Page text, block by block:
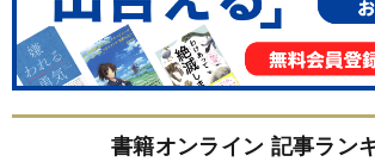
書籍オンライン 記事ラン